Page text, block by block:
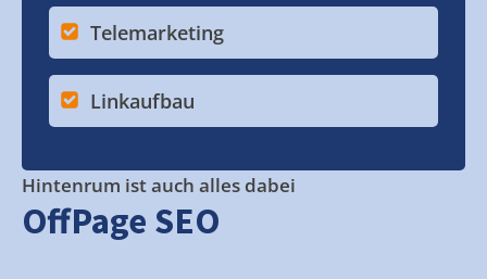
Telemarketing
Linkaufbau
Hintenrum ist auch alles dabei
OffPage SEO